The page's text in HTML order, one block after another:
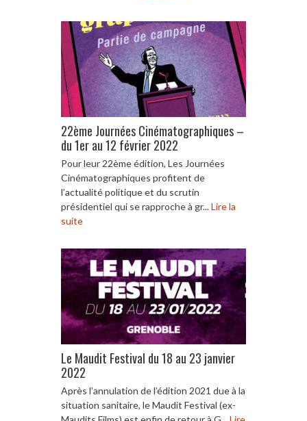
22ème Journées Cinématographiques –
du 1er au 12 février 2022
Pour leur 22ème édition, Les Journées
Cinématographiques profitent de
l’actualité politique et du scrutin
présidentiel qui se rapproche à gr...Lire la
suite
Le Maudit Festival du 18 au 23 janvier
2022
Après l’annulation de l’édition 2021 due à la
situation sanitaire, le Maudit Festival (ex-